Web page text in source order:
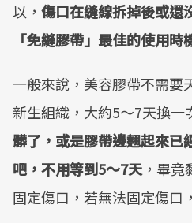
以， 傷口在縫線拆掉後或還
「免縫膠帶」最佳的使用時
一般來說，美容膠帶不需要
新生組織，大約5～7天換一
髒了，或是膠帶邊翹起來已
吧，不用等到5～7天 ，畢
固定傷口，若無法固定傷口